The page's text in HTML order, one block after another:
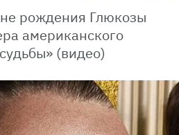
рождения Глюкозы
американского
(видео)